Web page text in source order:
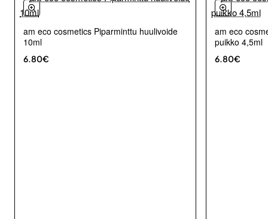
am eco cosmetics Piparminttu huulivoide
10ml
6.80€
am eco
puikko 4,5ml
6.80€